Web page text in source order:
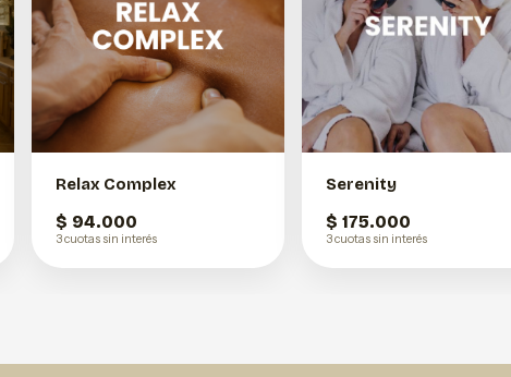
Relax Complex
$ 94.000
3 cuotas sin interés
Serenity
$ 175.000
3 cuotas sin interés